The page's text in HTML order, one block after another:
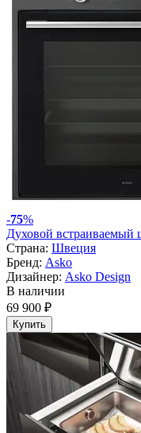
-75%
Духовой
Страна: Швеция
Бренд: Asko
Дизайнер: Asko Design
В наличии
69 900 ₽
Купить